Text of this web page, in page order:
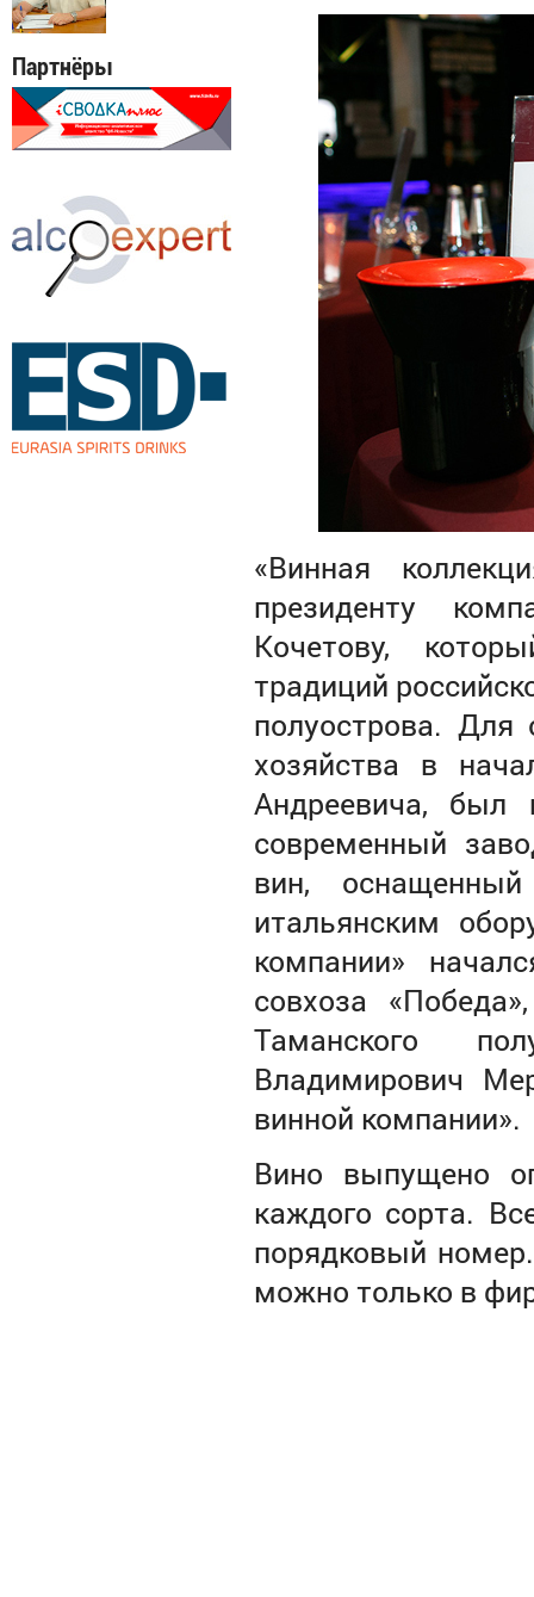
Партнёры
«Винная
президенту
Кочетову,
традиций
полуострова. Для
хозяйства в
Андреевича, был
современный
вин,
итальянским
компании»
совхоза
Таманского
Владимирович
винной компании».
Вино выпущено
каждого сорта.
порядковый
можно только в